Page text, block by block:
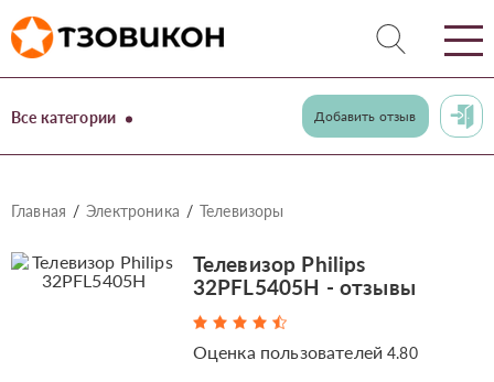
Все категории Добавить отзыв
Главная Электроника Телевизоры
Телевизор Philips
32PFL5405H - отзывы
Оценка пользователей4.80